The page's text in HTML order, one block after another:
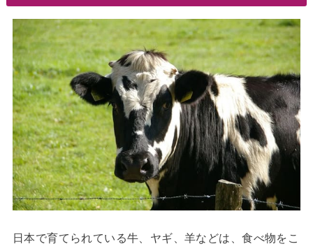
日本で育てられている牛、ヤギ、羊などは、食べ物をこ